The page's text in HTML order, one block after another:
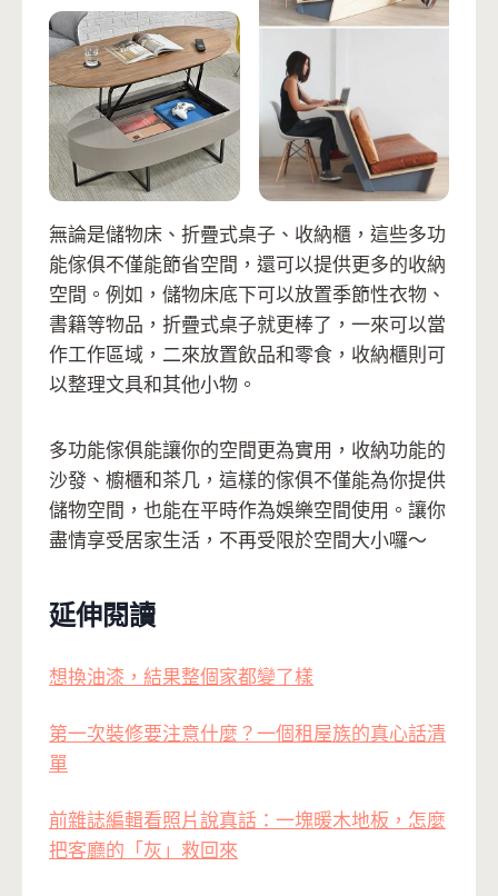
無論是儲物床、折疊式桌子、收納櫃，這些多功
能傢俱不僅能節省空間，還可以提供更多的收納
空間。例如，儲物床底下可以放置季節性衣物、
書籍等物品，折疊式桌子就更棒了，一來可以當
作工作區域，二來放置飲品和零食，收納櫃則可
以整理文具和其他小物。
多功能傢俱能讓你的空間更為實用，收納功能的
沙發、櫥櫃和茶几，這樣的傢俱不僅能為你提供
儲物空間，也能在平時作為娛樂空間使用。讓你
盡情享受居家生活，不再受限於空間大小囉～
延伸閱讀
想換油漆，結果整個家都變了樣
第一次裝修要注意什麼？一個租屋族的真心話清
單
前雜誌編輯看照片說真話：一塊暖木地板，怎麼
把客廳的「灰」救回來